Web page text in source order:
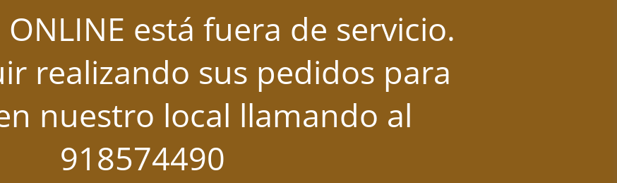
está fuera de servicio.
realizando sus pedidos para
nuestro local llamando al
918574490